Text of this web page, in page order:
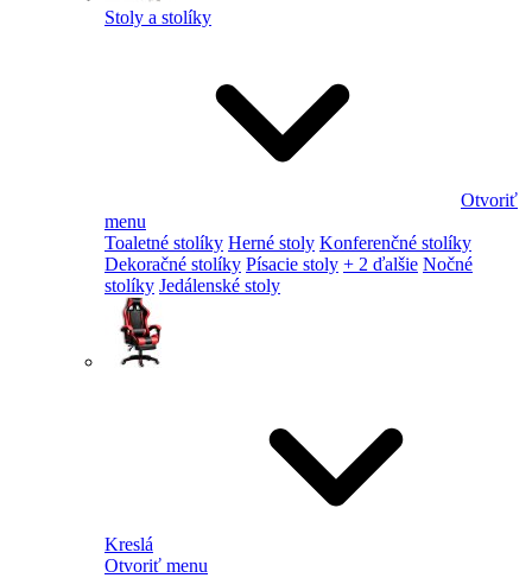
Stoly a stolíky
Otvoriť
menu
Toaletné stolíky Herné stoly Konferenčné stolíky
Dekoračné stolíky Písacie stoly + 2 ďalšie Nočné
stolíky Jedálenské stoly
Kreslá
Otvoriť menu